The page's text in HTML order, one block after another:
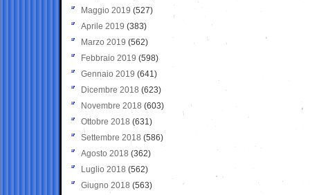
Maggio 2019 (527)
Aprile 2019 (383)
Marzo 2019 (562)
Febbraio 2019 (598)
Gennaio 2019 (641)
Dicembre 2018 (623)
Novembre 2018 (603)
Ottobre 2018 (631)
Settembre 2018 (586)
Agosto 2018 (362)
Luglio 2018 (562)
Giugno 2018 (563)